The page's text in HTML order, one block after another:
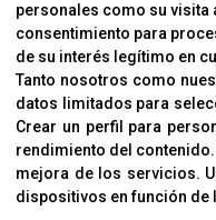
NOVEDADES
MARCAS
MARCAS
personales como su visita
consentimiento para
de su interés legítimo en
Tanto nosotros como
datos limitados para
Crear un perfil para
rendimiento del contenido.
mejora de los servicios.
dispositivos en función